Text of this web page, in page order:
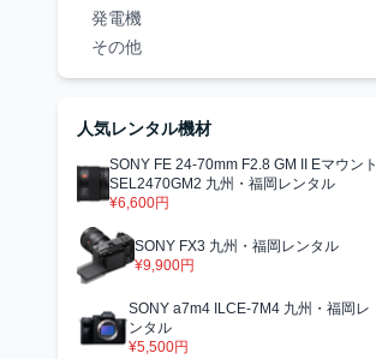
発電機
その他
人気レンタル機材
SONY FE 24-70mm F2.8 GM II Eマウント
SEL2470GM2 九州・福岡レンタル
¥6,600円
SONY FX3 九州・福岡レンタル
¥9,900円
SONY a7m4 ILCE-7M4 九州・福岡レ
ンタル
¥5,500円